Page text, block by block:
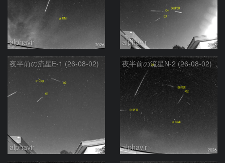
alphavir alphavir
夜半前の流星E-1 (26-08-02)
alphavir
夜半前の流星N-2 (26-08-02)
alphavir